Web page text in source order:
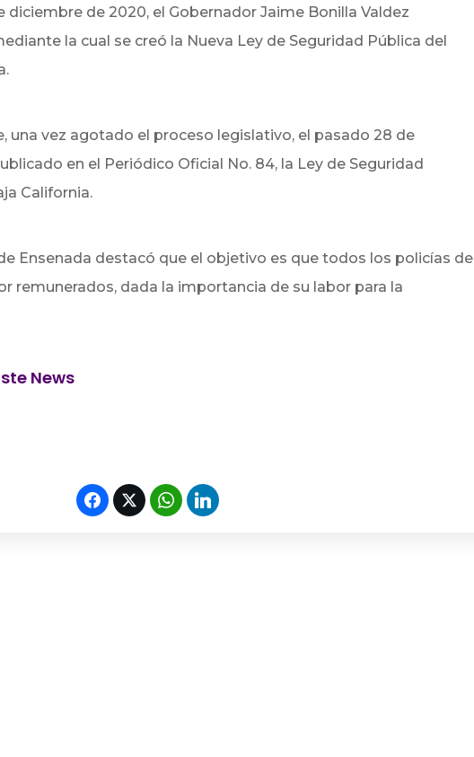
diciembre de 2020, el Gobernador Jaime Bonilla Valdez
la cual se creó la Nueva Ley de Seguridad Pública del
una vez agotado el proceso legislativo, el pasado 28 de
en el Periódico Oficial No. 84, la Ley de Seguridad
California.
Ensenada destacó que el objetivo es que todos los policías de
remunerados, dada la importancia de su labor para la
News